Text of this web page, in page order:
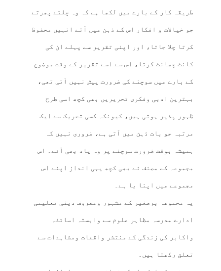
طریقہ کار کے بارے میں لکھا ہے کہ وہ چلتے پھرتے
جو خیالات و افکار اس کے ذہن میں آتے انہیں محفوظ
کرتا چلا جاتا، اور اپنی تقریر سے پہلے ان کی
کانٹ چھانٹ کرتا، اس سے اسے تقریر کے وقت موضوع
کے بارے میں سوچنے کی ضرورت پیش نہیں آتی تھی،
بہترین ادبی وفکری تحریریں بھی کچھ اسی طرح
ظہور پذیر ہوتی ہیں، کیونکہ کسی تحریک سے ایک
مرتبہ جو بات ذہن میں آتی ہے، ضروری نہیں کہ
ہمیشہ بوقت ضرورت سوچنے پر وہ یاد بھی آئے۔ اس
مجموعہ کے مصنف نے بھی کچھ یہی انداز اپنے اس
مجموعے میں اپنا یا ہے۔
یہ مجموعہ برصغیر کے مشہور ومعروف دینی تعلیمی
ادارے مدرسہ مظاہر علوم سے وابستہ اساتذہ
واکابر کی زندگی کے منتشر واقعات ومشاہدات سے
تعلق رکھتا ہیں۔